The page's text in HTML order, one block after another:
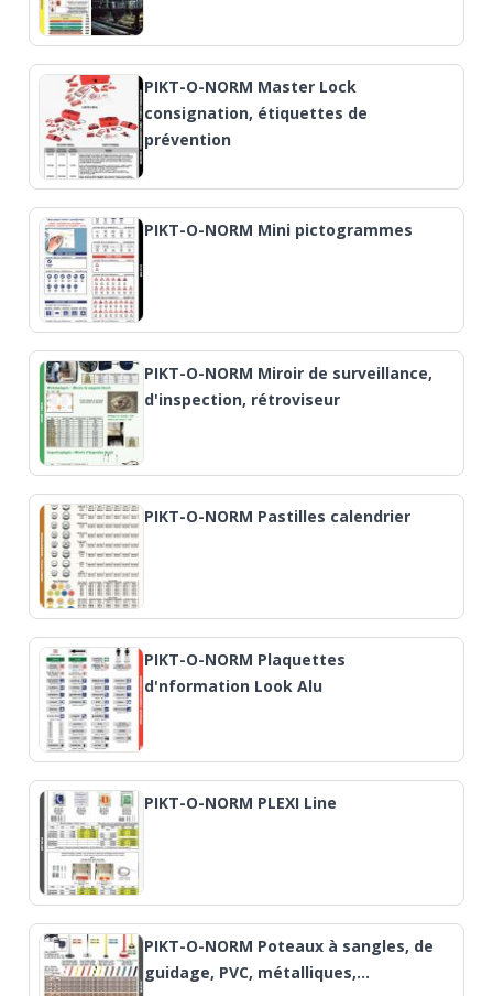
PIKT-O-NORM Master Lock
consignation, étiquettes de
prévention
PIKT-O-NORM Mini pictogrammes
PIKT-O-NORM Miroir de surveillance,
d'inspection, rétroviseur
PIKT-O-NORM Pastilles calendrier
PIKT-O-NORM Plaquettes
d'nformation Look Alu
PIKT-O-NORM PLEXI Line
PIKT-O-NORM Poteaux à sangles, de
guidage, PVC, métalliques,…